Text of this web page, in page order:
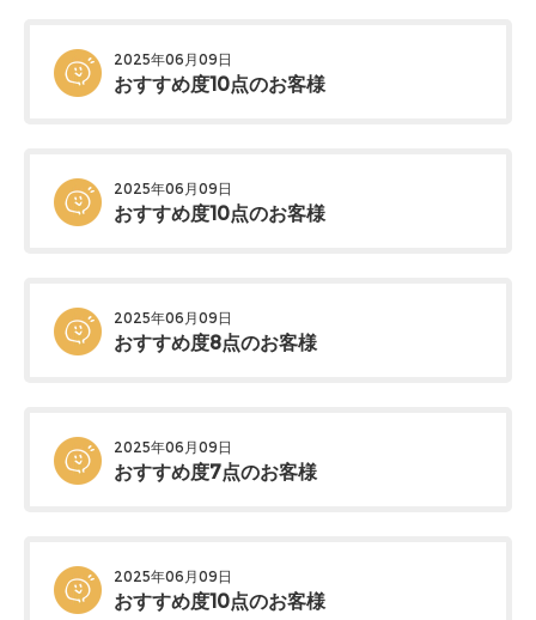
2025年06月09日
おすすめ度10点のお客様
2025年06月09日
おすすめ度10点のお客様
2025年06月09日
おすすめ度8点のお客様
2025年06月09日
おすすめ度7点のお客様
2025年06月09日
おすすめ度10点のお客様